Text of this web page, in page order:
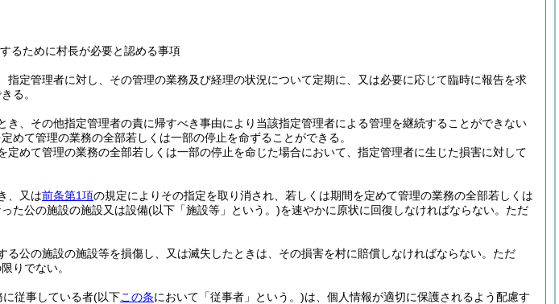
るために村長が必要と認める事項
指定管理者に対し、その管理の業務及び経理の状況について定期に、又は必要に応じて臨時に報告を求
る。
き、その他指定管理者の責に帰すべき事由により当該指定管理者による管理を継続することができない
めて管理の業務の全部若しくは一部の停止を命ずることができる。
定めて管理の業務の全部若しくは一部の停止を命じた場合において、指定管理者に生じた損害に対して
、又は前条第1項の規定によりその指定を取り消され、若しくは期間を定めて管理の業務の全部若しくは
た公の施設の施設又は設備(以下「施設等」という。)を速やかに原状に回復しなければならない。 ただ
公の施設の施設等を損傷し、又は滅失したときは、その損害を村に賠償しなければならない。 ただ
りでない。
従事している者(以下この条において「従事者」という。)は、個人情報が適切に保護されるよう配慮す